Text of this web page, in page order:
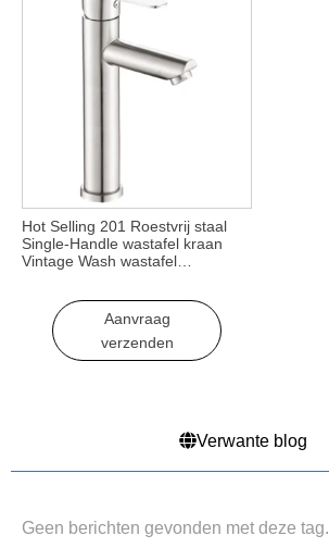
Hot Selling 201 Roestvrij staal
Single-Handle wastafel kraan
Vintage Wash wastafel
Aanvraag
verzenden
Verwante blog
Geen berichten gevonden met deze tag.